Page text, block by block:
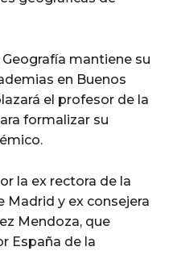
mantiene su
en Buenos
el profesor de la
formalizar su
la ex rectora de la
Madrid y ex consejera
Mendoza, que
España de la